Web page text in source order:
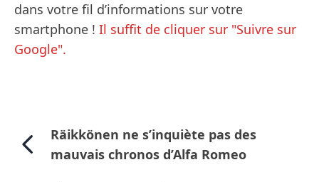
dans votre fil d’informations sur votre
smartphone ! Il suffit de cliquer sur "Suivre sur
Google".
Räikkönen ne s’inquiète pas des
mauvais chronos d’Alfa Romeo